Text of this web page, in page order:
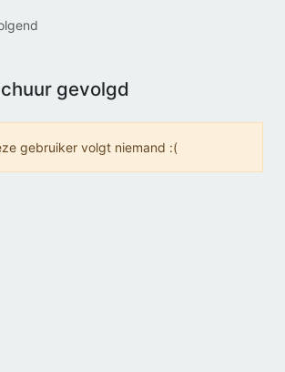
gevolgd
gebruiker volgt niemand :(